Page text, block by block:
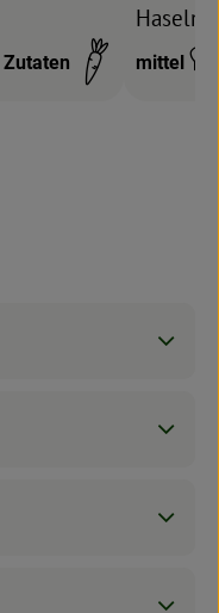
Zutaten mittel